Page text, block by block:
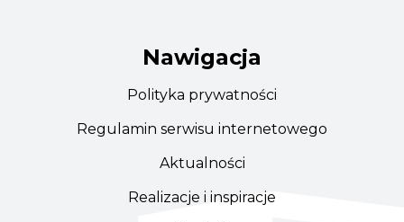
Nawigacja
Polityka prywatności
Regulamin serwisu internetowego
Aktualności
Realizacje i inspiracje